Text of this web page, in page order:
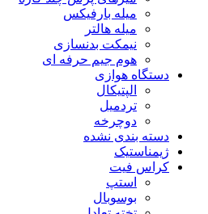
میله بارفیکس
میله هالتر
نیمکت بدنسازی
هوم جیم حرفه ای
دستگاه هوازی
الپتیکال
تردمیل
دوچرخه
دسته بندی نشده
ژیمناستیک
کراس فیت
استپ
بوسوبال